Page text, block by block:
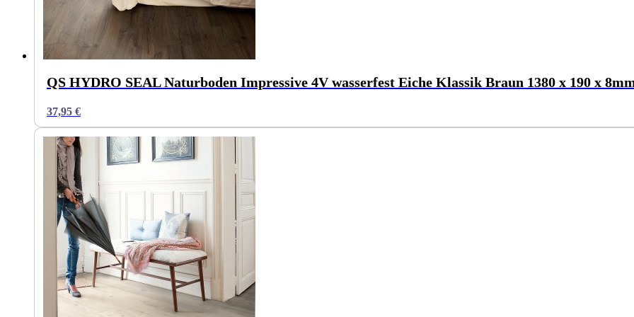
QS HYDRO SEAL Naturboden Impressive 4V wasserfest Eiche Klassik Braun 1380 x 190 x
37,95 €